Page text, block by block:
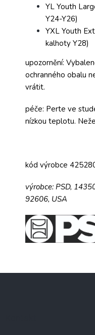
YL Youth
Y24-Y26)
YXL Youth
kalhoty Y28)
upozornění:
ochranného obalu
vrátit.
péče: Perte ve
nízkou teplotu.
kód výrobce
výrobce: PSD,
92606, USA